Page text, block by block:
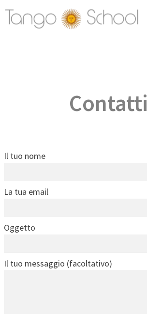
Contatti
Il tuo nome
La tua email
Oggetto
Il tuo messaggio (facoltativo)